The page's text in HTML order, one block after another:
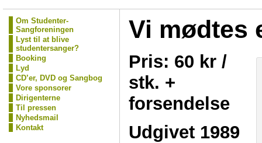
Om Studenter-
Sangforeningen
Lyst til at blive
studentersanger?
Booking
Lyd
CD’er, DVD og Sangbog
Vore sponsorer
Dirigenterne
Til pressen
Nyhedsmail
Kontakt
Vi mødtes
Pris: 60 kr /
stk. +
forsendelse
Udgivet 1989